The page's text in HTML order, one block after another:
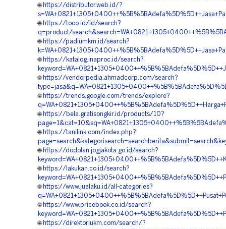
🌐 https://distributor.web.id/?
🌐 https://toco.id/id/search?
q=product/
🌐 https://padiumkm.id/search?
🌐 https://katalog.inaproc.id/search?
🌐 https://vendorpedia.ahmadcorp.com/search?
🌐 https://trends.google.com/trends/explore?
🌐 https://bela.gratisongkir.id/products/10?
🌐 https://tanilink.com/index.php?
🌐 https://dodolan.jogjakota.go.id/search?
🌐 https://lakukan.co.id/search?
🌐 https://www.jualaku.id/all-categories?
🌐 https://www.pricebook.co.id/search?
🌐 https://direktoriukm.com/search/?